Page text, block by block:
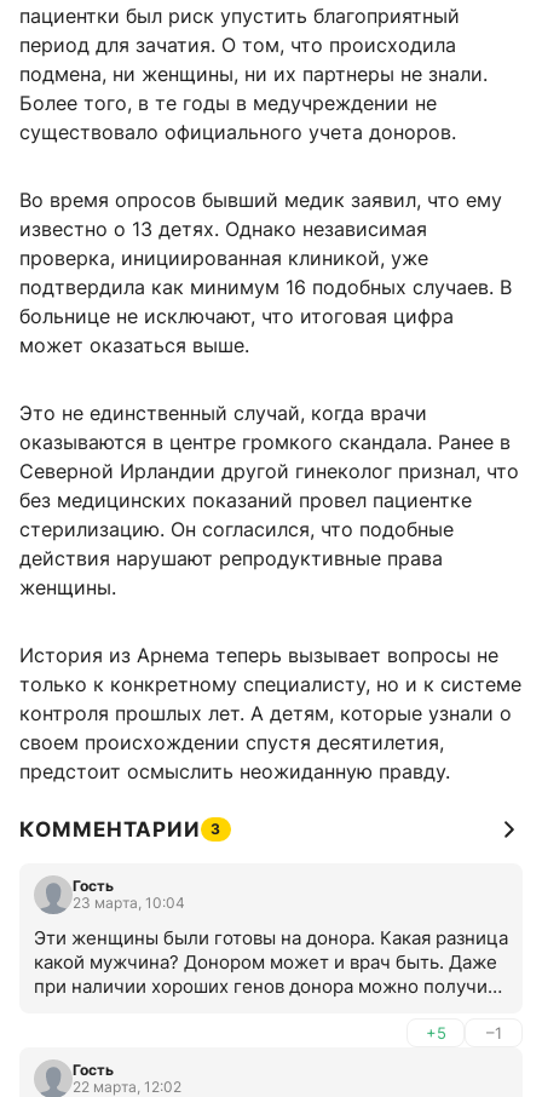
пациентки был риск упустить благоприятный
период для зачатия. О том, что происходила
подмена, ни женщины, ни их партнеры не знали.
Более того, в те годы в медучреждении не
существовало официального учета доноров.
Во время опросов бывший медик заявил, что ему
известно о 13 детях. Однако независимая
проверка, инициированная клиникой, уже
подтвердила как минимум 16 подобных случаев. В
больнице не исключают, что итоговая цифра
может оказаться выше.
Это не единственный случай, когда врачи
оказываются в центре громкого скандала. Ранее в
Северной Ирландии другой гинеколог признал, что
без медицинских показаний провел пациентке
стерилизацию. Он согласился, что подобные
действия нарушают репродуктивные права
женщины.
История из Арнема теперь вызывает вопросы не
только к конкретному специалисту, но и к системе
контроля прошлых лет. А детям, которые узнали о
своем происхождении спустя десятилетия,
предстоит осмыслить неожиданную правду.
КОММЕНТАРИИ 3
Гость
23 марта, 10:04
Эти женщины были готовы на донора. Какая разница
какой мужчина? Донором может и врач быть. Даже
при наличии хороших генов донора можно получить
мужчина с высшим образованием, а значит мозги
имеются, а если еще хорош собой и без отягощений
генетических, то вполне годен такой донор.
+5 –1
Гость
22 марта, 12:02